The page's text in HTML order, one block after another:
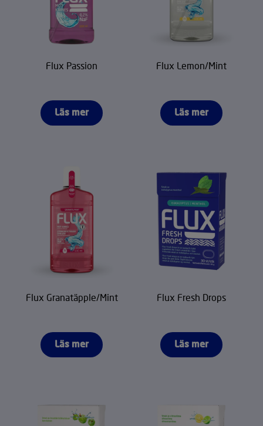
Flux Passion
Läs mer
Flux Lemon/Mint
Läs mer
Flux Granatäpple/Mint
Läs mer
Flux Fresh Drops
Läs mer